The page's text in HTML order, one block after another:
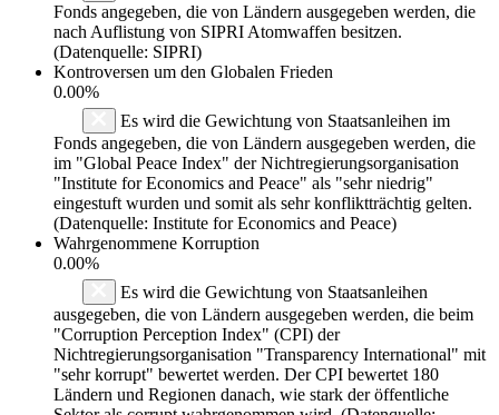
Fonds angegeben, die von Ländern ausgegeben werden, die
nach Auflistung von SIPRI Atomwaffen besitzen.
(Datenquelle: SIPRI)
Kontroversen um den Globalen Frieden
0.00%
Es wird die Gewichtung von Staatsanleihen im
Fonds angegeben, die von Ländern ausgegeben werden, die
im "Global Peace Index" der Nichtregierungsorganisation
"Institute for Economics and Peace" als "sehr niedrig"
eingestuft wurden und somit als sehr konfliktträchtig gelten.
(Datenquelle: Institute for Economics and Peace)
Wahrgenommene Korruption
0.00%
Es wird die Gewichtung von Staatsanleihen
ausgegeben, die von Ländern ausgegeben werden, die beim
"Corruption Perception Index" (CPI) der
Nichtregierungsorganisation "Transparency International" mit
"sehr korrupt" bewertet werden. Der CPI bewertet 180
Ländern und Regionen danach, wie stark der öffentliche